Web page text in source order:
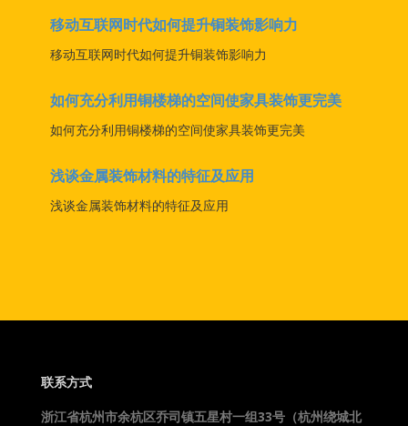
移动互联网时代如何提升铜装饰影响力
移动互联网时代如何提升铜装饰影响力
如何充分利用铜楼梯的空间使家具装饰更完美
如何充分利用铜楼梯的空间使家具装饰更完美
浅谈金属装饰材料的特征及应用
浅谈金属装饰材料的特征及应用
联系方式
浙江省杭州市余杭区乔司镇五星村一组33号（杭州绕城北